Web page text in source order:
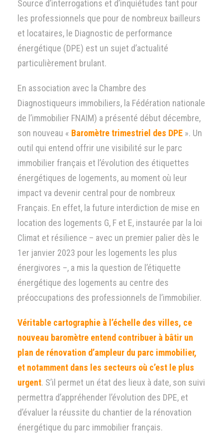
Source d’interrogations et d’inquiétudes tant pour
les professionnels que pour de nombreux bailleurs
et locataires, le Diagnostic de performance
énergétique (DPE) est un sujet d’actualité
particulièrement brulant.
En association avec la Chambre des
Diagnostiqueurs immobiliers, la Fédération nationale
de l’immobilier FNAIM) a présenté début décembre,
son nouveau « Baromètre trimestriel des DPE ». Un
outil qui entend offrir une visibilité sur le parc
immobilier français et l’évolution des étiquettes
énergétiques de logements, au moment où leur
impact va devenir central pour de nombreux
Français. En effet, la future interdiction de mise en
location des logements G, F et E, instaurée par la loi
Climat et résilience – avec un premier palier dès le
1er janvier 2023 pour les logements les plus
énergivores –, a mis la question de l’étiquette
énergétique des logements au centre des
préoccupations des professionnels de l’immobilier.
Véritable cartographie à l’échelle des villes, ce
nouveau baromètre entend contribuer à bâtir un
plan de rénovation d’ampleur du parc immobilier,
et notamment dans les secteurs où c’est le plus
urgent. S’il permet un état des lieux à date, son suivi
permettra d’appréhender l’évolution des DPE, et
d’évaluer la réussite du chantier de la rénovation
énergétique du parc immobilier français.